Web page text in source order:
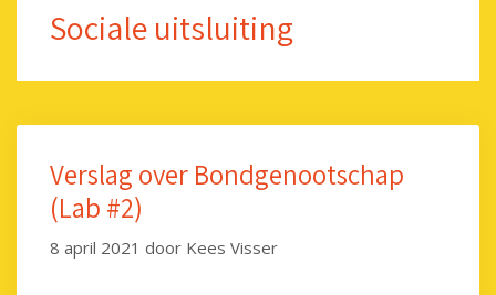
Sociale uitsluiting
Verslag over Bondgenootschap
(Lab #2)
8 april 2021 door Kees Visser